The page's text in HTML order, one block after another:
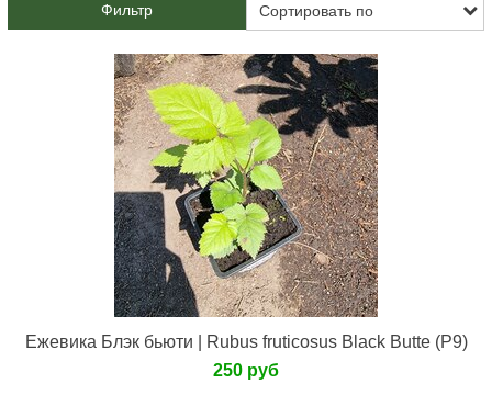
Фильтр
Ежевика Блэк бьюти | Rubus fruticosus Black Butte (Р9)
250 руб